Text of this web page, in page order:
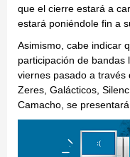
que el cierre estará a
estará poniéndole fin a
Asimismo, cabe indicar
participación de bandas
viernes pasado a
Zeres, Galácticos,
Camacho, se